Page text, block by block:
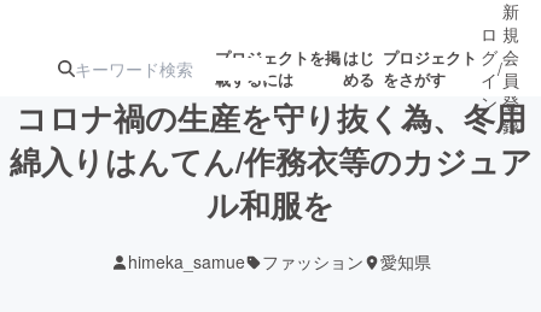
プロジェクトを掲
載するには
はじ
める
プロジェクト
をさがす
注目の新着プロ募集終了が近いプ
ロジェクト
ロ
グ
イ
ン
/
新
規
会
員
登
録
コロナ禍の生産を守り抜く為、冬用
綿入りはんてん/作務衣等のカジュア
ル和服を
himeka_samue ファッション 愛知県